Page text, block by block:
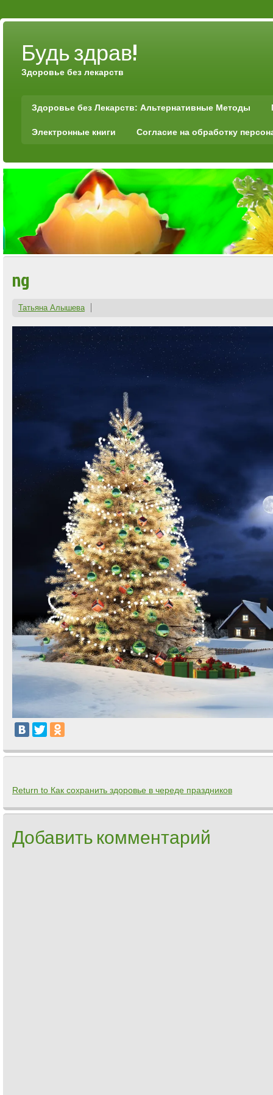
Будь здрав!
Здоровье без лекарств
Здоровье без Лекарств: Альтернативные Методы
Электронные книги Согласие на обработку
ng
Татьяна Алышева
Return to Как сохранить здоровье в череде праздников
Добавить комментарий